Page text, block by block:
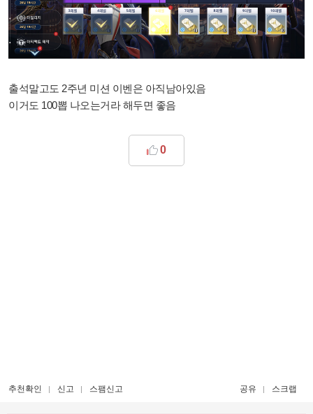
출석말고도 2주년 미션 이벤은 아직남아있음
이거도 100뽑 나오는거라 해두면 좋음
0
추천확인 신고 스팸신고 공유 스크랩